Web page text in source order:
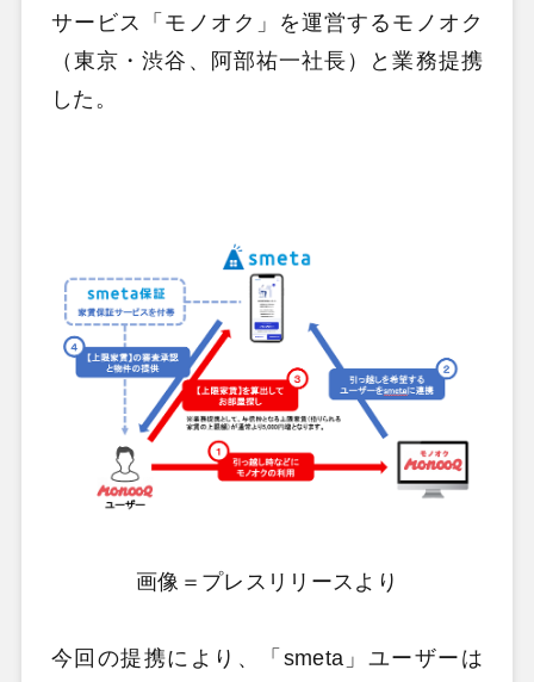
サービス「モノオク」を運営するモノオク
（東京・渋谷、阿部祐一社長）と業務提携
した。
画像＝プレスリリースより
今回の提携により、「smeta」ユーザーは